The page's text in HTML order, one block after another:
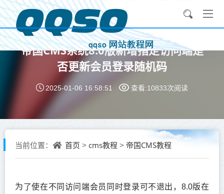
帝国CMS系统8.0版新增指定访问端是
否更新会员登录随机码
2025-01-06 16:58:51 查看:10833次阅读
当前位置： 首页 > cms教程 > 帝国CMS教程
为了使在不同访问端会员同时登录可不退出，8.0版在